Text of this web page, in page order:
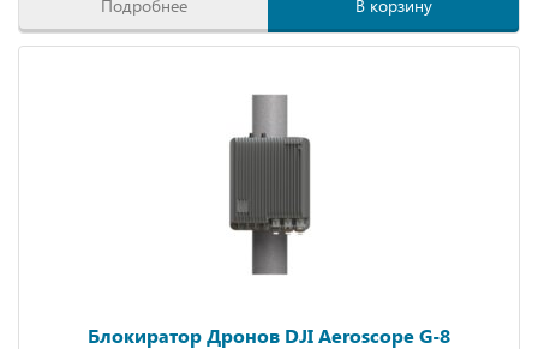
Подробнее В корзину
Блокиратор Дронов DJI Aeroscope G-8